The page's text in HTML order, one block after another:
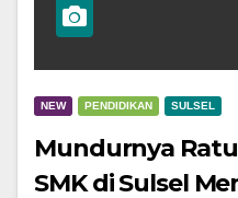
NEW PENDIDIKAN SULSEL
Mundurnya
SMK di Sulsel